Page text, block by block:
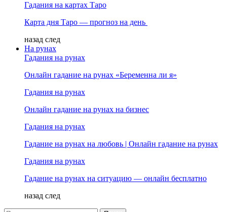
Гадания на картах Таро
Карта дня Таро — прогноз на день
назад след
На рунах
Гадания на рунах
Онлайн гадание на рунах «Беременна ли я»
Гадания на рунах
Онлайн гадание на рунах на бизнес
Гадания на рунах
Гадание на рунах на любовь | Онлайн гадание на рунах
Гадания на рунах
Гадание на рунах на ситуацию — онлайн бесплатно
назад след